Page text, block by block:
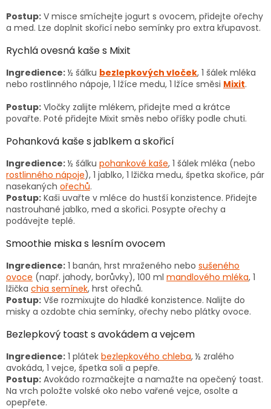
Postup: V misce smíchejte jogurt s ovocem, přidejte ořechy
a med. Lze doplnit skořicí nebo semínky pro extra křupavost.
Rychlá ovesná kaše s Mixit
Ingredience: ½ šálku bezlepkových vloček, 1 šálek mléka
nebo rostlinného nápoje, 1 lžíce medu, 1 lžíce směsi Mixit.
Postup: Vločky zalijte mlékem, přidejte med a krátce
povařte. Poté přidejte Mixit směs nebo oříšky podle chuti.
Pohanková kaše s jablkem a skořicí
Ingredience: ½ šálku pohankové kaše, 1 šálek mléka (nebo
rostlinného nápoje), 1 jablko, 1 lžička medu, špetka skořice, pár
nasekaných ořechů.
Postup: Kaši uvařte v mléce do hustší konzistence. Přidejte
nastrouhané jablko, med a skořici. Posypte ořechy a
podávejte teplé.
Smoothie miska s lesním ovocem
Ingredience: 1 banán, hrst mraženého nebo sušeného
ovoce (např. jahody, borůvky), 100 ml mandlového mléka, 1
lžička chia semínek, hrst ořechů.
Postup: Vše rozmixujte do hladké konzistence. Nalijte do
misky a ozdobte chia semínky, ořechy nebo plátky ovoce.
Bezlepkový toast s avokádem a vejcem
Ingredience: 1 plátek bezlepkového chleba, ½ zralého
avokáda, 1 vejce, špetka soli a pepře.
Postup: Avokádo rozmačkejte a namažte na opečený toast.
Na vrch položte volské oko nebo vařené vejce, osolte a
opepřete.